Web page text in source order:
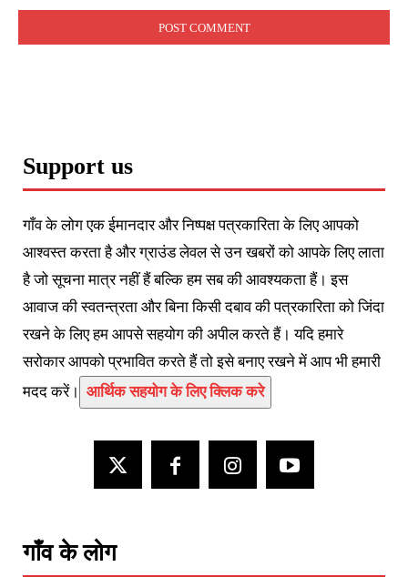
Support us
गाँव के लोग एक ईमानदार और निष्पक्ष पत्रकारिता के लिए आपको
आश्वस्त करता है और ग्राउंड लेवल से उन खबरों को आपके लिए लाता
है जो सूचना मात्र नहीं हैं बल्कि हम सब की आवश्यकता हैं। इस
आवाज की स्वतन्त्रता और बिना किसी दबाव की पत्रकारिता को जिंदा
रखने के लिए हम आपसे सहयोग की अपील करते हैं। यदि हमारे
सरोकार आपको प्रभावित करते हैं तो इसे बनाए रखने में आप भी हमारी
मदद करें। आर्थिक सहयोग के लिए क्लिक करे
गाँव के लोग